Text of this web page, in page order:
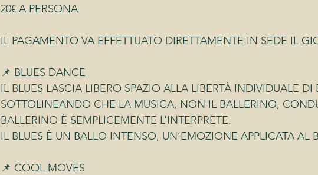
20€ A PERSONA
IL PAGAMENTO VA EFFETTUATO DIRETTAMENTE IN SEDE IL
📌 BLUES DANCE
IL BLUES LASCIA LIBERO SPAZIO ALLA LIBERTÀ INDIVIDUALE DI
SOTTOLINEANDO CHE LA MUSICA, NON IL BALLERINO,
BALLERINO È SEMPLICEMENTE L’INTERPRETE.
IL BLUES È UN BALLO INTENSO, UN’EMOZIONE APPLICATA AL
📌 COOL MOVES